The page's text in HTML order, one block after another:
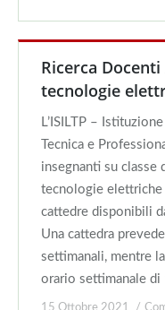
Ricerca Docenti
tecnologie
L’ISILTP –
Tecnica e
insegnanti su classe
tecnologie elettriche
cattedre disponibili
Una cattedra
settimanali, mentre
orario settimanale